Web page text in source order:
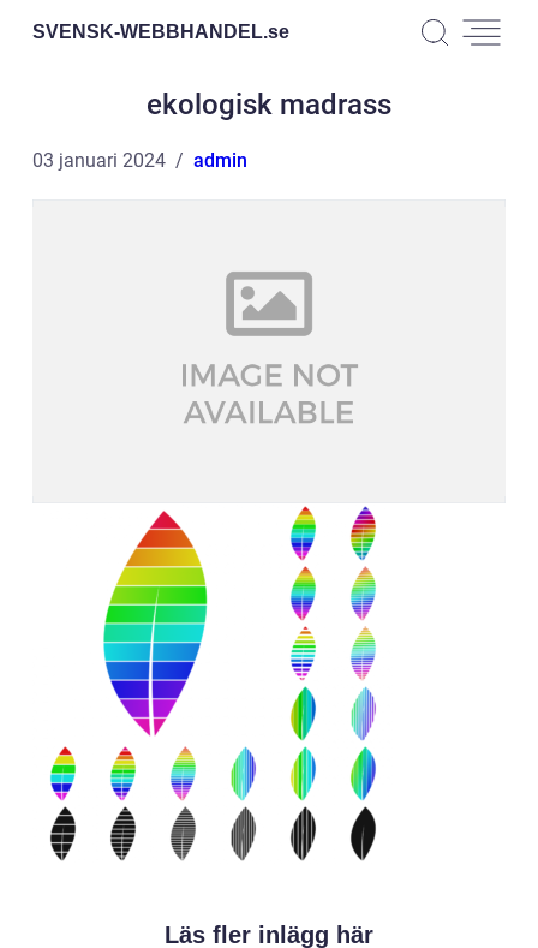
SVENSK-WEBBHANDEL.se
ekologisk madrass
03 januari 2024 admin
Läs fler inlägg här